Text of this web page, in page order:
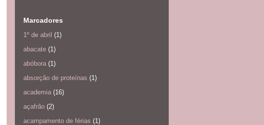
Marcadores
1º de abril (1)
abacate (1)
abóbora (1)
absorção de proteínas (1)
academia (16)
açafrão (2)
acampamento de férias (1)